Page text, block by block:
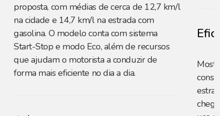
proposta, com médias de cerca de 12,7 km/l
na cidade e 14,7 km/l na estrada com
gasolina. O modelo conta com sistema
Start-Stop e modo Eco, além de recursos
que ajudam o motorista a conduzir de
forma mais eficiente no dia a dia.